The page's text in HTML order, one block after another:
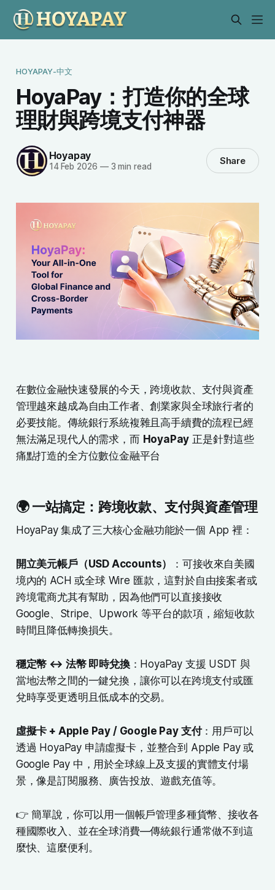
HOYAPAY-中文
HoyaPay：打造你的全球
理財與跨境支付神器
Hoyapay
14 Feb 2026 —3 min read Share
在數位金融快速發展的今天，跨境收款、支付與資產
管理越來越成為自由工作者、創業家與全球旅行者的
必要技能。傳統銀行系統複雜且高手續費的流程已經
無法滿足現代人的需求，而 HoyaPay 正是針對這些
痛點打造的全方位數位金融平台
🌍 一站搞定：跨境收款、支付與資產管理
HoyaPay 集成了三大核心金融功能於一個 App 裡：
開立美元帳戶（USD Accounts）
：可接收來自美國
境內的 ACH 或全球 Wire 匯款，這對於自由接案者或
跨境電商尤其有幫助，因為他們可以直接接收
Google、Stripe、Upwork 等平台的款項，縮短收款
時間且降低轉換損失。
穩定幣 ↔ 法幣 即時兌換：HoyaPay 支援 USDT 與
當地法幣之間的一鍵兌換，讓你可以在跨境支付或匯
兌時享受更透明且低成本的交易。
虛擬卡 + Apple Pay / Google Pay 支付：用戶可以
透過 HoyaPay 申請虛擬卡，並整合到 Apple Pay 或
Google Pay 中，用於全球線上及支援的實體支付場
景，像是訂閱服務、廣告投放、遊戲充值等。
👉 簡單說，你可以用一個帳戶管理多種貨幣、接收各
種國際收入、並在全球消費—傳統銀行通常做不到這
麼快、這麼便利。